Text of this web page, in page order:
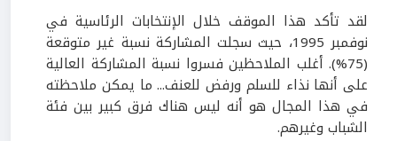
لقد تأكد هذا الموقف خلال الإنتخابات الرئاسية في
نوفمبر 1995، حيث سجلت المشاركة نسبة غير متوقعة
(75%). أغلب الملاحظين فسروا نسبة المشاركة العالية
على أنها نذاء للسلم ورفض للعنف... ما يمكن ملاحظته
في هذا المجال هو أنه ليس هناك فرق كبير بين فئة
الشباب وغيرهم.